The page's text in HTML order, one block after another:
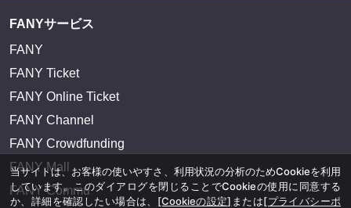
FANYサービス
FANY
FANY Ticket
FANY Online Ticket
FANY Channel
FANY Crowdfunding
FANY Mall
FANY Commu
当サイトは、お客様の使いやすさ、利用状況の分析のためCookieを利用
しています。このダイアログを閉じることでCookieの使用に同意する
か、詳細を確認したい場合は、 [Cookieの設定] または[プライバシーポ